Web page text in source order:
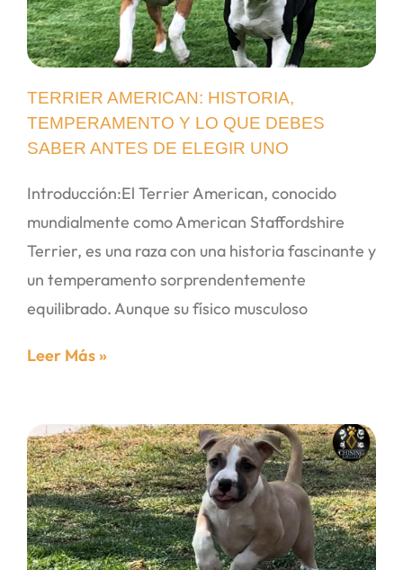
TERRIER AMERICAN: HISTORIA,
TEMPERAMENTO Y LO QUE DEBES
SABER ANTES DE ELEGIR UNO
Introducción:El Terrier American, conocido
mundialmente como American Staffordshire
Terrier, es una raza con una historia fascinante y
un temperamento sorprendentemente
equilibrado. Aunque su físico musculoso
Leer Más »